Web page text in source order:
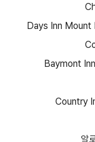
Days Inn
Baymont
Country
알